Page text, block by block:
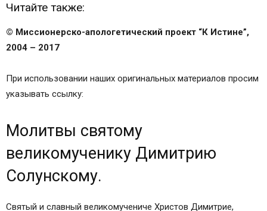
Читайте также:
© Миссионерско-апологетический проект “К Истине”,
2004 – 2017
При использовании наших оригинальных материалов просим
указывать ссылку:
Молитвы святому
великомученику Димитрию
Солунскому.
Святый и славный великомучениче Христов Димитрие,